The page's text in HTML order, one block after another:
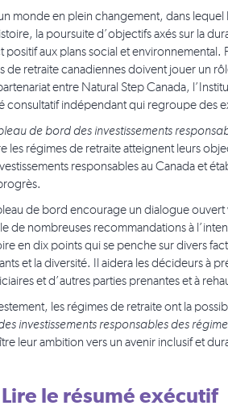
monde en plein changement, dans
la poursuite d’objectifs axés sur la
positif aux plans social et
de retraite canadiennes doivent jouer un
entre Natural Step Canada,
consultatif indépendant qui regroupe des
de bord des investissements
les régimes de retraite atteignent leurs
responsables au Canada et
de bord encourage un dialogue
de nombreuses recommandations à
en dix points qui se penche sur divers
et la diversité. Il aidera les décideurs à
et d’autres parties prenantes et à
les régimes de retraite ont la
investissements responsables des
leur ambition vers un avenir inclusif et
Lire le résumé exécutif